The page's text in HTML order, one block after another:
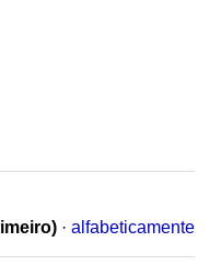
· alfabeticamente